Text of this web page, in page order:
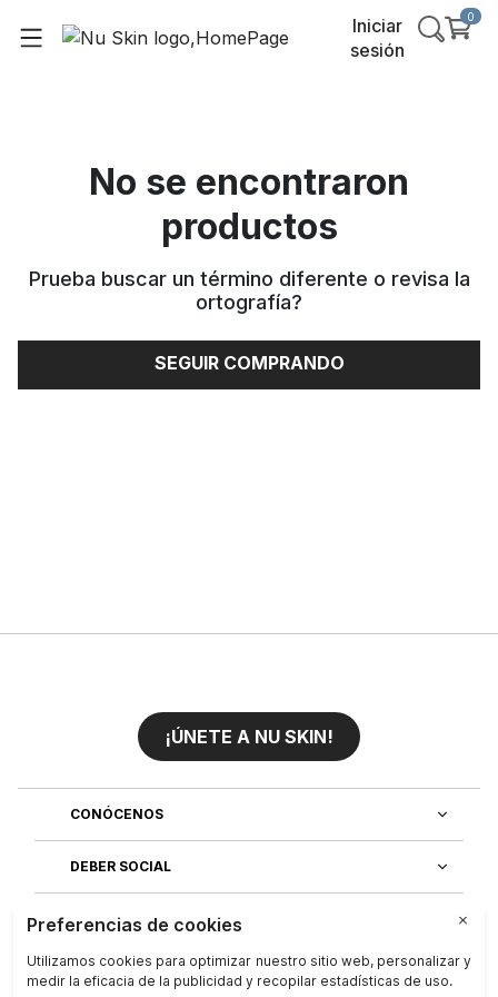
Iniciar
sesión
0
No se encontraron
productos
Prueba buscar un término diferente o revisa la
ortografía?
SEGUIR COMPRANDO
¡ÚNETE A NU SKIN!
CONÓCENOS
DEBER SOCIAL
ÚNETE AL EQUIPO
DESCUBRE NUESTRAS APLICACIONES